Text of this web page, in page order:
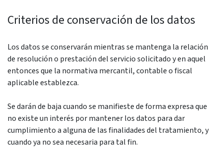
Criterios de conservación de los datos
Los datos se conservarán mientras se mantenga la relación
de resolución o prestación del servicio solicitado y en aquel
entonces que la normativa mercantil, contable o fiscal
aplicable establezca.
Se darán de baja cuando se manifieste de forma expresa que
no existe un interés por mantener los datos para dar
cumplimiento a alguna de las finalidades del tratamiento, y
cuando ya no sea necesaria para tal fin.